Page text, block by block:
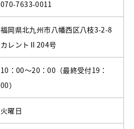
070-7633-0011
福岡県北九州市八幡西区八枝3-2-8
カレントⅡ204号
10：00～20：00（最終受付19：
00）
火曜日